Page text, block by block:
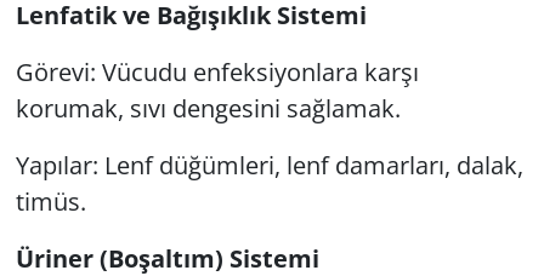
Lenfatik ve Bağışıklık Sistemi
Görevi: Vücudu enfeksiyonlara karşı
korumak, sıvı dengesini sağlamak.
Yapılar: Lenf düğümleri, lenf damarları, dalak,
timüs.
Üriner (Boşaltım) Sistemi